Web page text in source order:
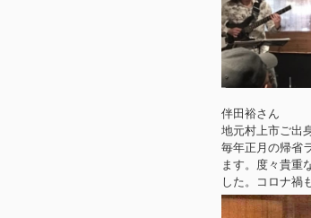
伴田裕さん
地元村上市ご出
毎年正月の帰省
ます。度々貴重
した。コロナ禍